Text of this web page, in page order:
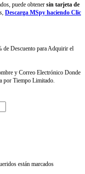
puede obtener sin tarjeta de
Descarga MSpy haciendo Clic
de Descuento para Adquirir el
y Correo Electrónico Donde
por Tiempo Limitado.
están marcados